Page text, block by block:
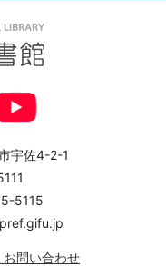
宇佐4-2-1
5115
お問い合わせ